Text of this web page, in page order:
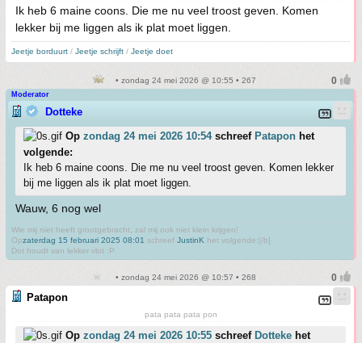
Ik heb 6 maine coons. Die me nu veel troost geven. Komen
lekker bij me liggen als ik plat moet liggen.
Jeetje borduurt / Jeetje schrijft / Jeetje doet
• zondag 24 mei 2026 @ 10:55 • 267
Moderator
Dotteke
Op zondag 24 mei 2026 10:54schreef Patapon het
volgende:
Ik heb 6 maine coons. Die me nu veel troost geven. Komen lekker
bij me liggen als ik plat moet liggen.
Wauw, 6 nog wel
Wie mij niet heeft grootgebracht, zal mij ook niet klein krijgen!
Opzaterdag 15 februari 2025 08:01 schreef JustinK het volgende:[/b]
Dot houdt van lekker vlot :P
• zondag 24 mei 2026 @ 10:57 • 268
Patapon
pata pata pata pon
Op zondag 24 mei 2026 10:55 schreef Dotteke het